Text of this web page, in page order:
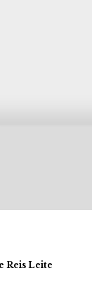
Reis Leite